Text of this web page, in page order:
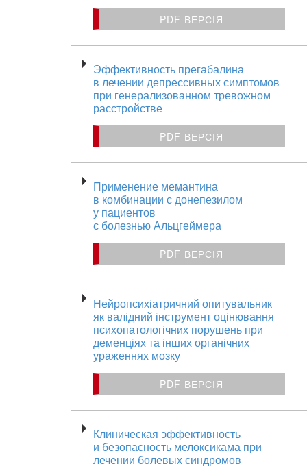
PDF ВЕРСІЯ
Эффективность прегабалина
в лечении депрессивных симптомов
при генерализованном тревожном
расстройстве
PDF ВЕРСІЯ
Применение мемантина
в комбинации с донепезилом
у пациентов
с болезнью Альцгеймера
PDF ВЕРСІЯ
Нейропсихіатричний опитувальник
як валідний інструмент оцінювання
психопатологічних порушень при
деменціях та інших органічних
ураженнях мозку
PDF ВЕРСІЯ
Клиническая эффективность
и безопасность мелоксикама при
лечении болевых синдромов